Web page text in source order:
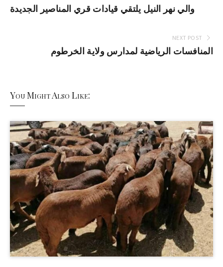
والي نهر النيل يلتقي قيادات قري المناصير الجديدة
NEXT POST
المنافسات الرياضية لمدارس ولاية الخرطوم
You Might Also Like: